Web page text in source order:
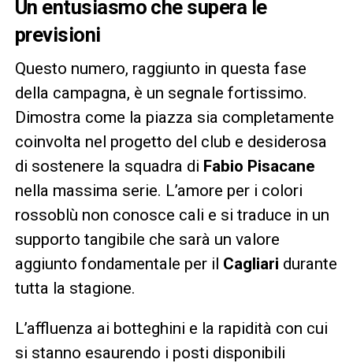
Un entusiasmo che supera le
previsioni
Questo numero, raggiunto in questa fase
della campagna, è un segnale fortissimo.
Dimostra come la piazza sia completamente
coinvolta nel progetto del club e desiderosa
di sostenere la squadra di Fabio Pisacane
nella massima serie. L’amore per i colori
rossoblù non conosce cali e si traduce in un
supporto tangibile che sarà un valore
aggiunto fondamentale per il Cagliari durante
tutta la stagione.
L’affluenza ai botteghini e la rapidità con cui
si stanno esaurendo i posti disponibili